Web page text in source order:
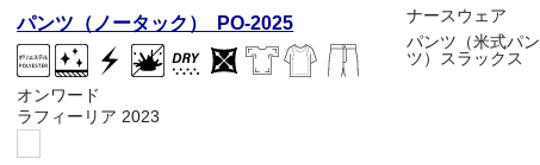
パンツ（ノータック） PO-2025
オンワード
ラフィーリア 2023
ナースウェア
パンツ（米式パン
ツ）スラックス